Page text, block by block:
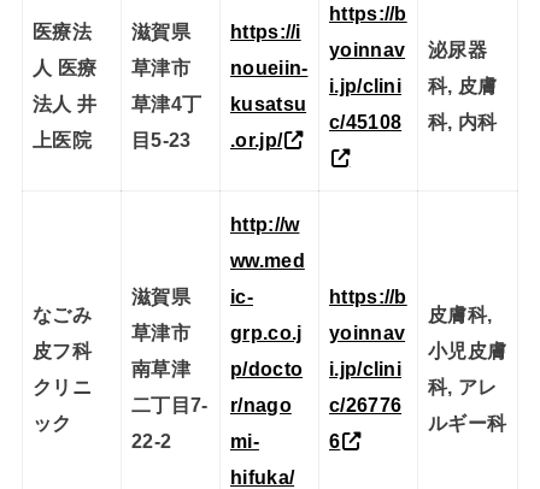
医療法
人 医療
法人 井
上医院
滋賀県
草津市
草津4丁
目5-23
https://i
noueiin-
kusatsu
.or.jp/
https://b
yoinnav
i.jp/clini
c/45108
泌尿器
科, 皮膚
科, 内科
なごみ
皮フ科
クリニ
ック
滋賀県
草津市
南草津
二丁目7-
22-2
http://w
ww.med
ic-
grp.co.j
p/docto
r/nago
mi-
hifuka/
https://b
yoinnav
i.jp/clini
c/26776
6
皮膚科,
小児皮膚
科, アレ
ルギー科